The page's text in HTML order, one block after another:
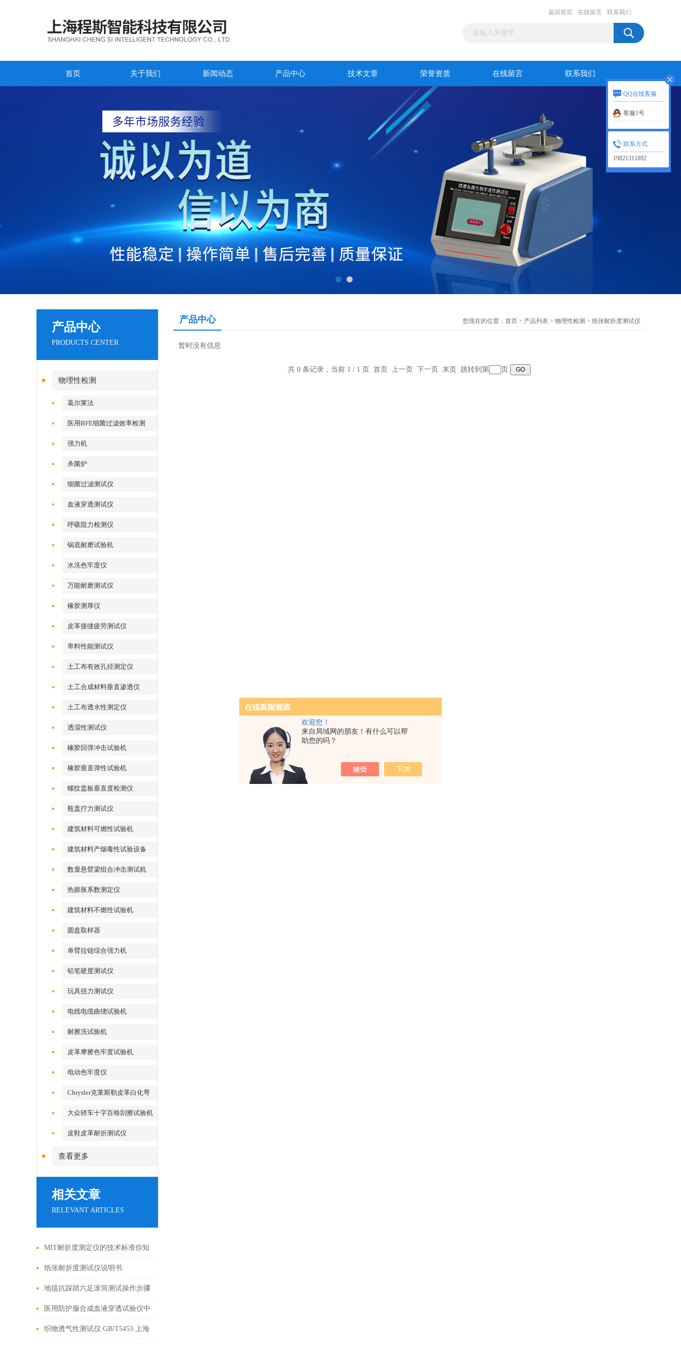
欢迎您！
来自局域网的朋友！有什么可以帮
助您的吗？
返回首页 在线留言 联系我们
首页 关于我们 新闻动态 产品中心 技术文章 荣誉资质 在线留言 联系我们
产品中心
PRODUCTS CENTER
物理性检测
葛尔莱法
医用BFE细菌过滤效率检测
强力机
杀菌炉
细菌过滤测试仪
血液穿透测试仪
呼吸阻力检测仪
锅底耐磨试验机
水洗色牢度仪
万能耐磨测试仪
橡胶测厚仪
皮革接缝疲劳测试仪
率料性能测试仪
土工布有效孔径测定仪
土工合成材料垂直渗透仪
土工布透水性测定仪
透湿性测试仪
橡胶回弹冲击试验机
橡胶垂直弹性试验机
螺纹盖板垂直度检测仪
瓶盖拧力测试仪
建筑材料可燃性试验机
建筑材料产烟毒性试验设备
数显悬臂梁组合冲击测试机
热膨胀系数测定仪
建筑材料不燃性试验机
圆盘取样器
单臂拉链综合强力机
铅笔硬度测试仪
玩具扭力测试仪
电线电缆曲绕试验机
耐擦洗试验机
皮革摩擦色牢度试验机
电动色牢度仪
Chrysler克莱斯勒皮革白化弯
折测试仪
大众轿车十字百格刮擦试验机
皮鞋皮革耐折测试仪
查看更多
相关文章
RELEVANT ARTICLES
MIT耐折度测定仪的技术标准你知
道吗
纸张耐折度测试仪说明书
地毯抗踩踏六足滚筒测试操作步骤
医用防护服合成血液穿透试验仪中
国制造
织物透气性测试仪 GB/T5453 上海
产品中心 您现在的位置： 首页 > 产品列表 > 物理性检测 > 纸张耐折度测试仪
暂时没有信息
共 0 条记录，当前 1 / 1 页 首页 上一页 下一页 末页 跳转到第 页
QQ在线客服
客服1号
联系方式
19821311892